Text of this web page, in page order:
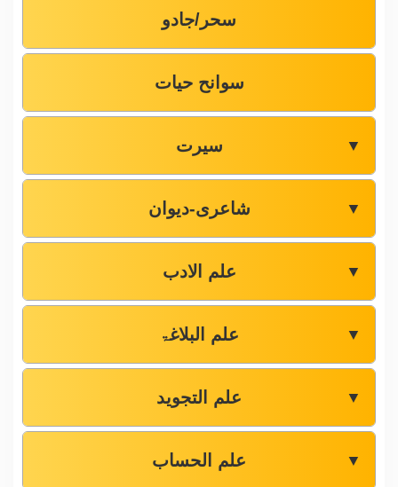
سحر/جادو
سوانح حیات
سیرت ▼
شاعری-دیوان ▼
علم الادب ▼
علم البلاغۃ ▼
علم التجوید ▼
علم الحساب ▼